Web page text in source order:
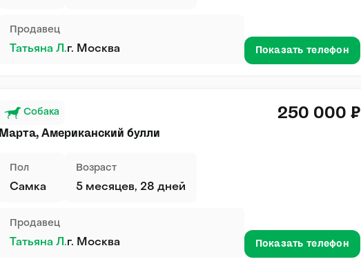
Продавец
Татьяна Л.г. Москва Показать телефон
Собака 250 000 ₽
Марта, Американский булли
Пол
Самка
Возраст
5 месяцев, 28 дней
Продавец
Татьяна Л.г. Москва Показать телефон